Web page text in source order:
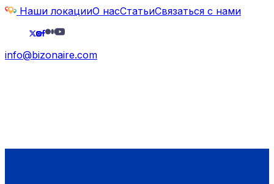
Наши локацииО насСтатьиСвязаться с нами
info@bizonaire.com